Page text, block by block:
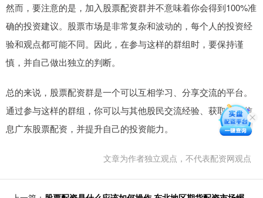
然而，要注意的是，加入股票配资群并不意味着你会得到100%准
确的投资建议。股票市场是非常复杂和波动的，每个人的投资经
验和观点都可能不同。因此，在参与这样的群组时，要保持谨
慎，并自己做出独立的判断。
总的来说，股票配资群是一个可以互相学习、分享交流的平台。
通过参与这样的群组，你可以与其他股民交流经验、获取市场信
息广东股票配资，并提升自己的投资能力。
文章为作者独立观点，不代表配资网观点